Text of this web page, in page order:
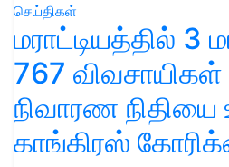
செய்திகள்
மராட்டியத்தில் 3
767
நிவாரண நிதியை
காங்கிரஸ்